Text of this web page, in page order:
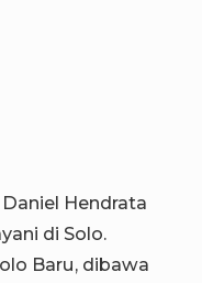
Hendrata
di Solo.
Baru, dibawa